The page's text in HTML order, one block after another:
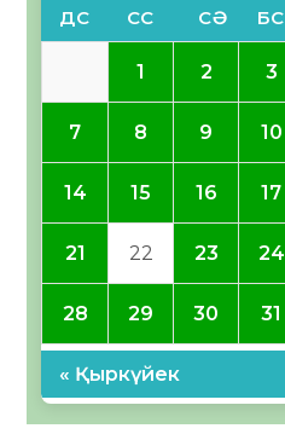
ДС СС СӘ БС
1 2 3
7 8 9 10
14 15 16 17
21 22 23 24
28 29 30 31
« Қыркүйек